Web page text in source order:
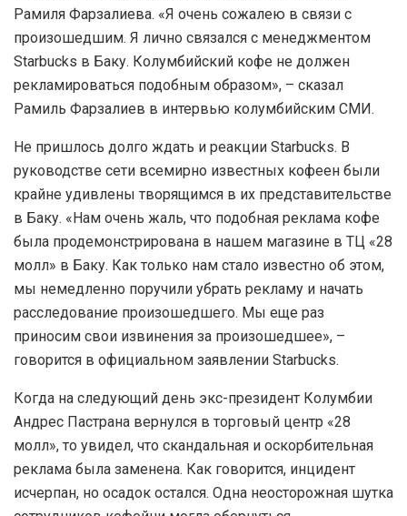
Рамиля Фарзалиева. «Я очень сожалею в связи с
произошедшим. Я лично связался с менеджментом
Starbucks в Баку. Колумбийский кофе не должен
рекламироваться подобным образом», – сказал
Рамиль Фарзалиев в интервью колумбийским СМИ.
Не пришлось долго ждать и реакции Starbucks. В
руководстве сети всемирно известных кофеен были
крайне удивлены творящимся в их представительстве
в Баку. «Нам очень жаль, что подобная реклама кофе
была продемонстрирована в нашем магазине в ТЦ «28
молл» в Баку. Как только нам стало известно об этом,
мы немедленно поручили убрать рекламу и начать
расследование произошедшего. Мы еще раз
приносим свои извинения за произошедшее», –
говорится в официальном заявлении Starbucks.
Когда на следующий день экс-президент Колумбии
Андрес Пастрана вернулся в торговый центр «28
молл», то увидел, что скандальная и оскорбительная
реклама была заменена. Как говорится, инцидент
исчерпан, но осадок остался. Одна неосторожная шутка